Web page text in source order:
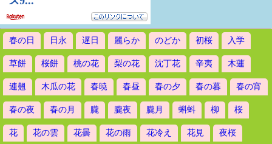
春の日 日永 遅日 麗らか のどか 初桜 入学
草餅 桜餅 桃の花 梨の花 沈丁花 辛夷 木蓮
連翹 木瓜の花 春暁 春昼 春の夕 春の暮 春の宵
春の夜 春の月 朧 朧夜 朧月 蝌蚪 柳 桜
花 花の雲 花曇 花の雨 花冷え 花見 夜桜